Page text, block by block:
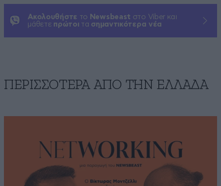
Ακολουθήστε το Newsbeast στο Viber και
μάθετε πρώτοι τα σημαντικότερα νέα
ΠΕΡΙΣΣΟΤΕΡΑ ΑΠΟ ΤΗΝ ΕΛΛΑΔΑ